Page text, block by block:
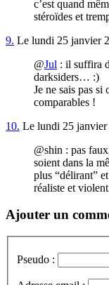
c’est quand
stéroïdes et
9. Le lundi 25 janvier
@Jul : il suffira
darksiders… :)
Je ne sais pas si
comparables !
10. Le lundi 25 janvier
@shin : pas
soient dans la
plus “délirant”
réaliste et
Ajouter un
Pseudo :